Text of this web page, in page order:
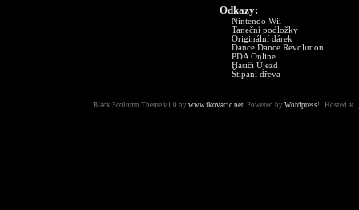
Odkazy:
Nintendo Wii
Taneční podložky
Originální dárek
Dance Dance Revolution
PDA Online
Hasiči Újezd
Štípání dřeva
Black 3column Theme v1.0 by www.ikovacic.net. Powered by Wordpress! Hosted at